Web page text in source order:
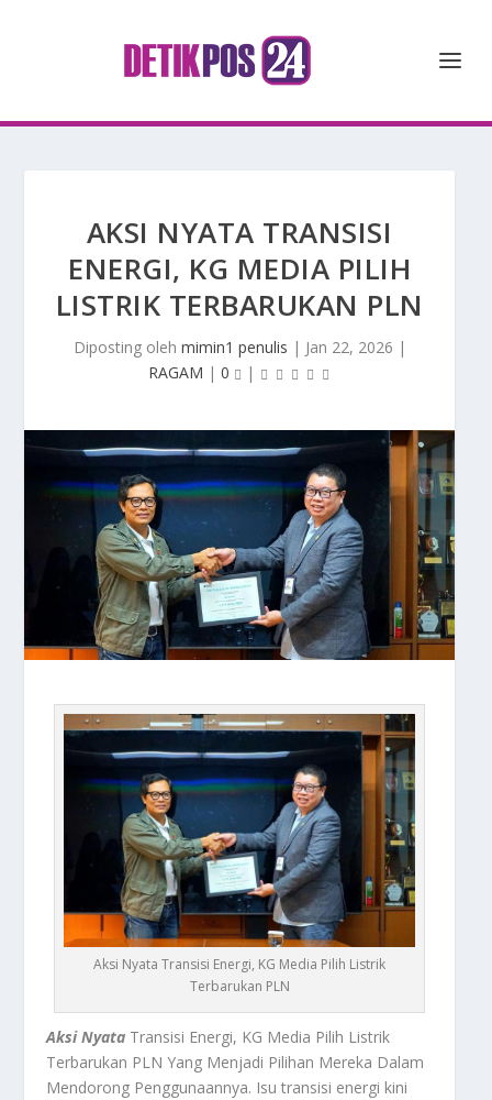
AKSI NYATA TRANSISI
ENERGI, KG MEDIA PILIH
LISTRIK TERBARUKAN PLN
Diposting oleh mimin1 penulis | Jan 22, 2026 |
RAGAM | 0 |
Aksi Nyata Transisi Energi, KG Media Pilih Listrik
Terbarukan PLN
Aksi Nyata Transisi Energi, KG Media Pilih Listrik
Terbarukan PLN Yang Menjadi Pilihan Mereka Dalam
Mendorong Penggunaannya. Isu transisi energi kini